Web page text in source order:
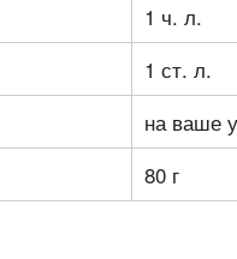
1 ч. л.
1 ст. л.
на ваше
80 г